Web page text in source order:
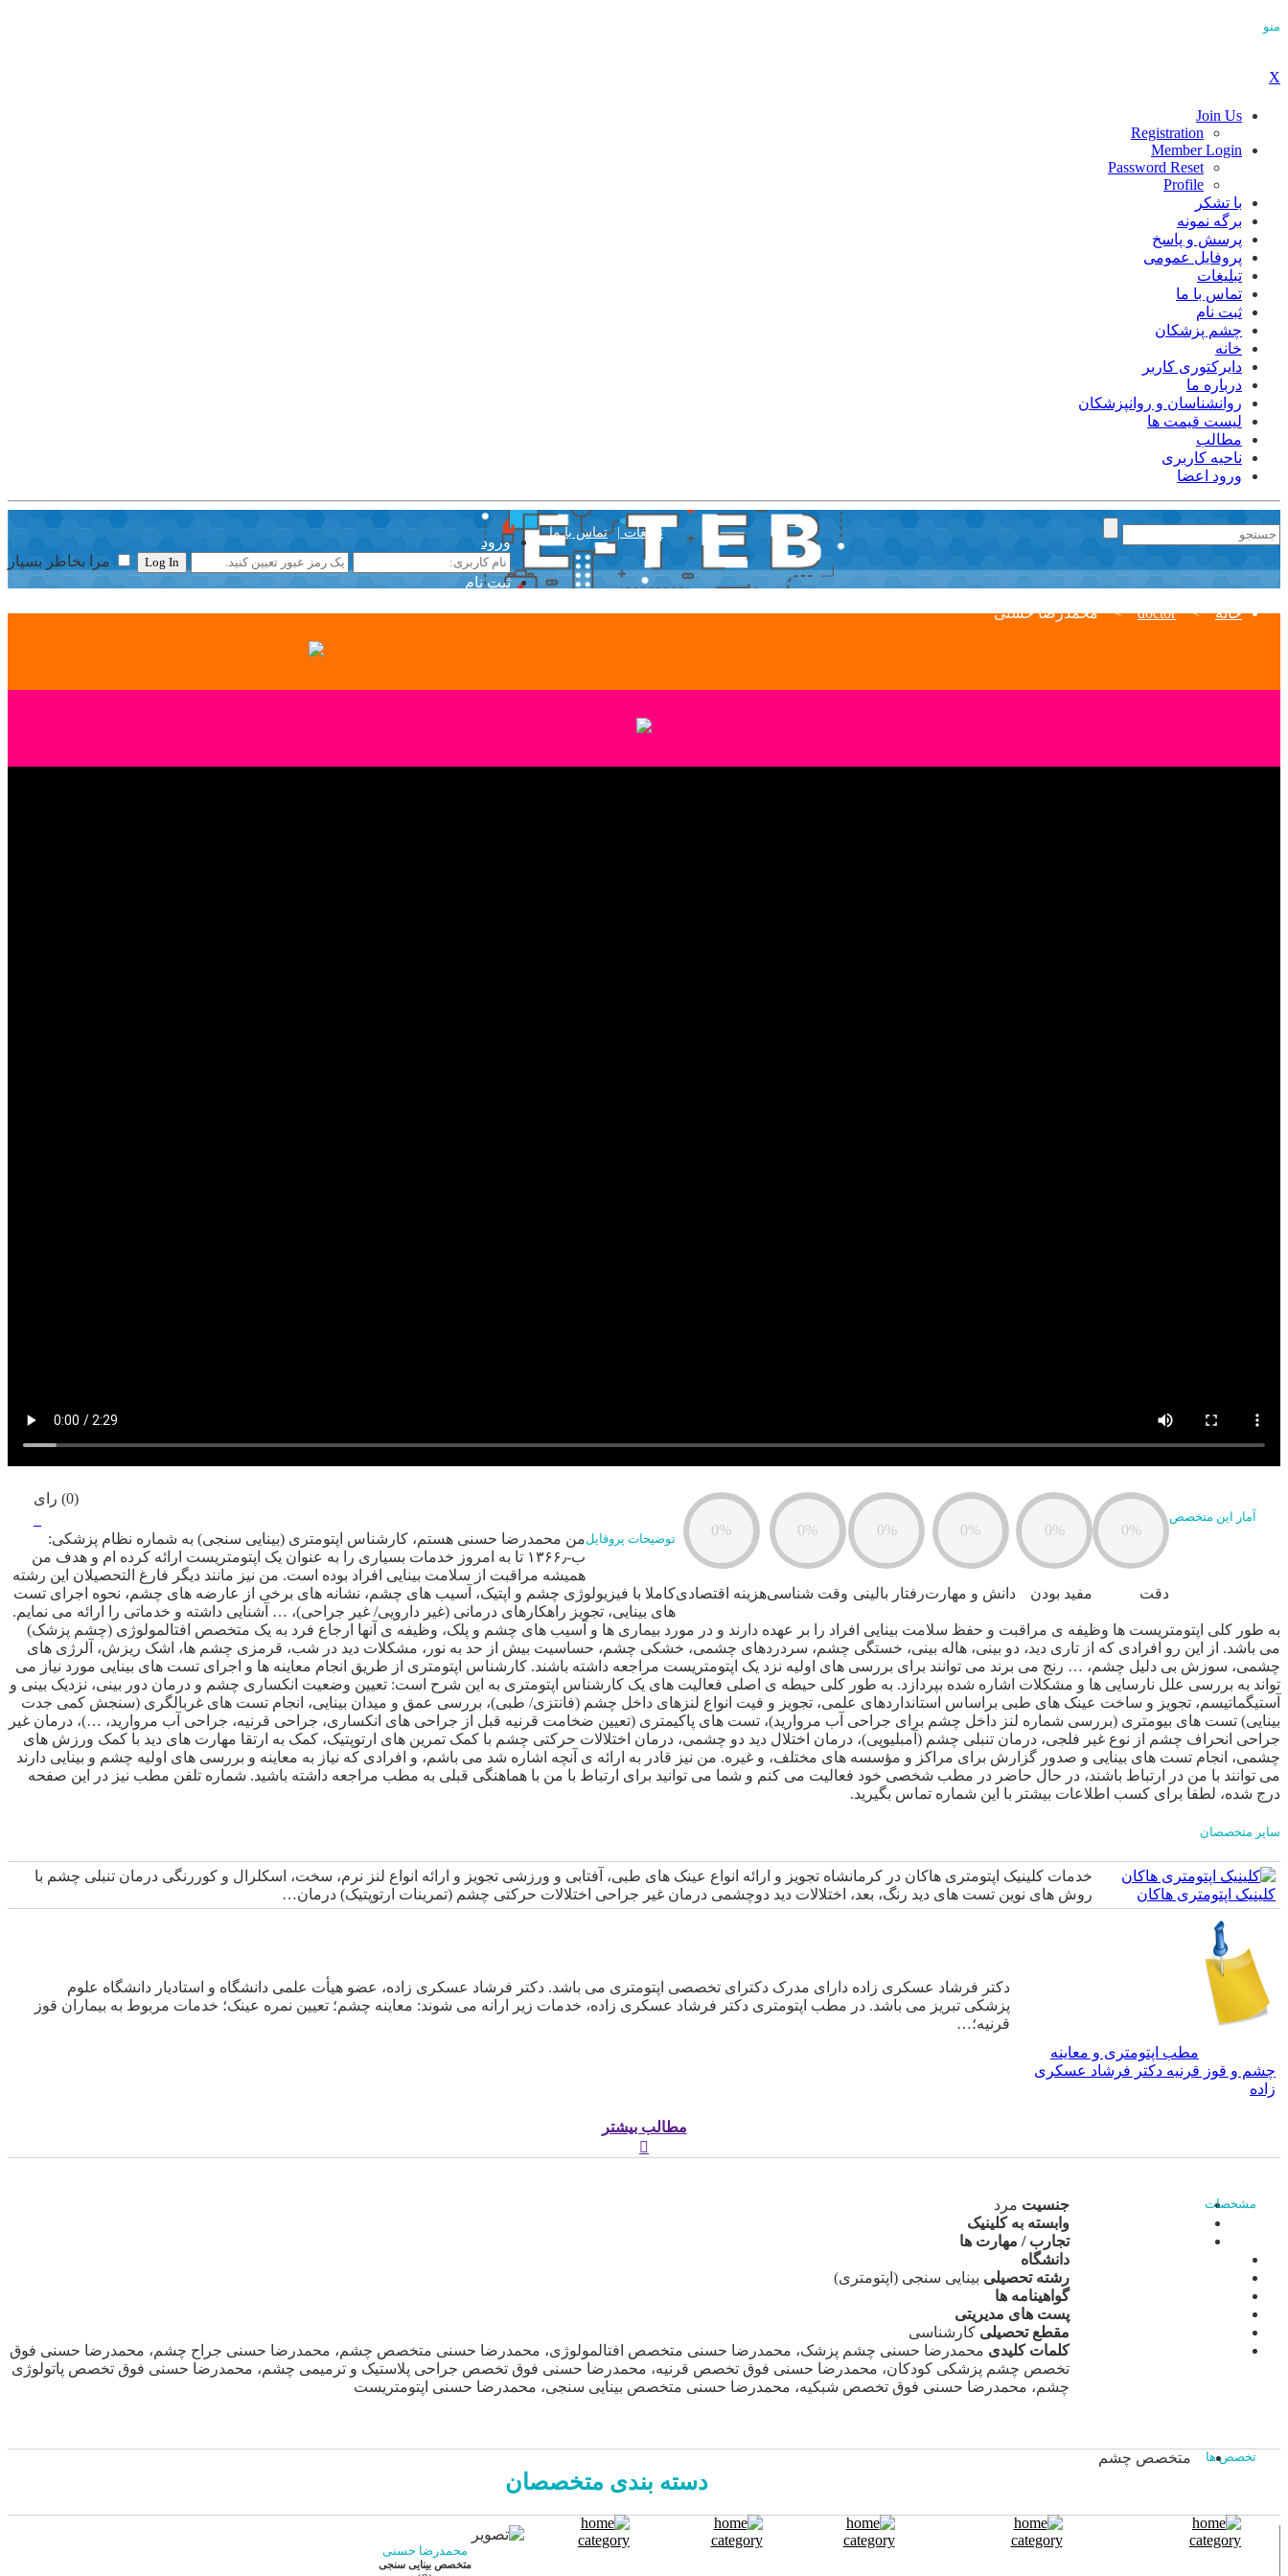
منو
X
Join Us
Registration
Member Login
Password Reset
Profile
با تشکر
برگه نمونه
پرسش و پاسخ
پروفایل عمومی
تبلیغات
تماس با ما
ثبت نام
چشم پزشکان
خانه
دایرکتوری کاربر
درباره ما
روانشناسان و روانپزشکان
لیست قیمت ها
مطالب
ناحیه کاربری
ورود اعضا
ورود
مرا بخاطر بسپار
ثبت نام
تماس با ما تبلیغات |
خانه>
doctor
>محمدرضا حسنی
آمار این متخصص
(0) رای
0%
دقت
0%
مفید بودن
0%
دانش و مهارت
0%
رفتار بالینی
0%
وقت شناسی
0%
هزینه اقتصادی
توضیحات پروفایلمن محمدرضا حسنی هستم، کارشناس اپتومتری (بینایی سنجی) به شماره نظام پزشکی:
ب-۱۳۶۶٫ تا به امروز خدمات بسیاری را به عنوان یک اپتومتریست ارائه کرده ام و هدف من
همیشه مراقبت از سلامت بینایی افراد بوده است. من نیز مانند دیگر فارغ التحصیلان این رشته
کاملا با فیزیولوژی چشم و اپتیک، آسیب های چشم، نشانه های برخی از عارضه های چشم، نحوه اجرای تست
های بینایی، تجویز راهکارهای درمانی (غیر دارویی/ غیر جراحی)، … آشنایی داشته و خدماتی را ارائه می نمایم.
به طور کلی اپتومتریست ها وظیفه ی مراقبت و حفظ سلامت بینایی افراد را بر عهده دارند و در مورد بیماری ها و آسیب های چشم و‌ پلک، وظیفه ی آنها ارجاع فرد به یک متخصص افتالمولوژی (چشم پزشک)
می باشد. از این رو افرادی که از تاری دید، دو بینی، هاله بینی، خستگی چشم، سردردهای چشمی، خشکی چشم، حساسیت بیش از حد به نور، مشکلات دید در شب، قرمزی چشم ها، اشک ریزش، آلرژی های
چشمی، سوزش بی دلیل چشم، … رنج می برند می توانند برای بررسی های اولیه نزد یک اپتومتریست مراجعه داشته باشند. کارشناس اپتومتری از طریق انجام معاینه ها و اجرای تست های بینایی مورد نیاز می
تواند به بررسی علل نارسایی ها و ‌مشکلات اشاره شده بپردازد. به طور کلی حیطه ی اصلی فعالیت های یک کارشناس اپتومتری به این شرح است: تعیین وضعیت انکساری چشم و درمان دور بینی، نزدیک بینی و
آستیگماتیسم، تجویز و ساخت عینک های طبی براساس استانداردهای علمی، تجویز و فیت انواع لنزهای داخل چشم (فانتزی/ طبی)، بررسی عمق و‌ میدان بینایی، انجام تست های غربالگری (سنجش کمی جدت
بینایی) تست های بیومتری (بررسی شماره لنز داخل چشم برای جراحی آب مروارید)، تست های پاکیمتری (تعیین ضخامت قرنیه قبل از جراحی های انکساری، جراحی قرنیه، جراحی آب مروارید، …)، درمان غیر
جراحی انحراف چشم از نوع غیر فلجی، درمان تنبلی چشم (آمبلیوپی)، درمان اختلال دید دو چشمی، درمان اختلالات حرکتی چشم با کمک تمرین های ارتوپتیک، کمک به ارتقا مهارت های دید با کمک ورزش های
چشمی، انجام تست های بینایی و صدور گزارش برای مراکز و مؤسسه های مختلف، و غیره. من نیز قادر به ارائه ی آنچه اشاره شد می باشم، و افرادی که نیاز به معاینه و بررسی های اولیه چشم و بینایی دارند
می توانند با من در ارتباط باشند، در حال حاضر در مطب شخصی خود فعالیت می کنم و شما می توانید برای ارتباط با من با هماهنگی قبلی به مطب مراجعه داشته باشید. شماره تلفن مطب نیز در این صفحه
درج شده، لطفا برای کسب اطلاعات بیشتر با این شماره تماس بگیرید.
سایر متخصصان
کلینیک اپتومتری هاکان
خدمات کلینیک اپتومتری هاکان در کرمانشاه تجویز و ارائه انواع عینک های طبی، آفتابی و ورزشی تجویز و ارائه انواع لنز‌ نرم‌، سخت، اسکلرال و کوررنگی درمان تنبلی چشم با
روش های نوین تست های دید رنگ، بعد، اختلالات دید دوچشمی درمان غیر جراحی اختلالات حرکتی چشم (تمرینات ارتوپتیک) درمان…
مطب اپتومتری و معاینه
چشم و قوز قرنیه دکتر فرشاد عسکری
زاده
دکتر فرشاد عسکری زاده دارای مدرک دکترای تخصصی اپتومتری می باشد. دکتر فرشاد عسکری زاده، عضو هیأت علمی دانشگاه و استادیار دانشگاه علوم
پزشکی تبریز می باشد. در مطب اپتومتری دکتر فرشاد عسکری زاده، خدمات زیر ارانه می شوند: معاینه چشم؛ تعیین نمره عینک؛ خدمات مربوط به بیماران قوز
قرنیه؛…
مطالب بیشتر
مشخصات جنسیت مرد
وابسته به کلینیک
تجارب / مهارت ها
دانشگاه
رشته تحصیلی بینایی سنجی (اپتومتری)
گواهینامه ها
پست های مدیریتی
مقطع تحصیلی کارشناسی
کلمات کلیدی محمدرضا حسنی چشم پزشک، محمدرضا حسنی متخصص افتالمولوژی، محمدرضا حسنی متخصص چشم، محمدرضا حسنی جراح چشم، محمدرضا حسنی فوق
تخصص چشم پزشکی کودکان، محمدرضا حسنی فوق تخصص قرنیه، محمدرضا حسنی فوق تخصص جراحی پلاستیک و ترمیمی چشم، محمدرضا حسنی فوق تخصص پاتولوژی
چشم، محمدرضا حسنی فوق تخصص شبکیه، محمدرضا حسنی متخصص بینایی سنجی، محمدرضا حسنی اپتومتریست
تخصص ها متخصص چشم
دسته بندی متخصصان
محمدرضا حسنی
متخصص بینایی سنجی